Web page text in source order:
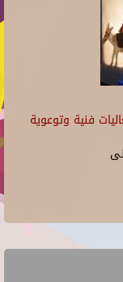
فنية وتوعوية